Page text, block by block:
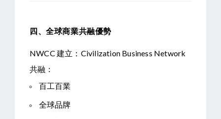
四、全球商業共融優勢
NWCC 建立： Civilization Business Network
共融：
百工百業
全球品牌